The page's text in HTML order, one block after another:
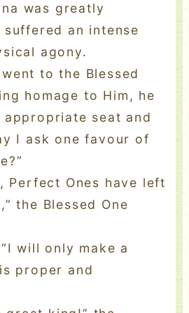
was greatly
an intense
agony.
to the Blessed
homage to Him, he
appropriate seat and
I ask one favour of
Perfect Ones have left
the Blessed One
will only make a
proper and